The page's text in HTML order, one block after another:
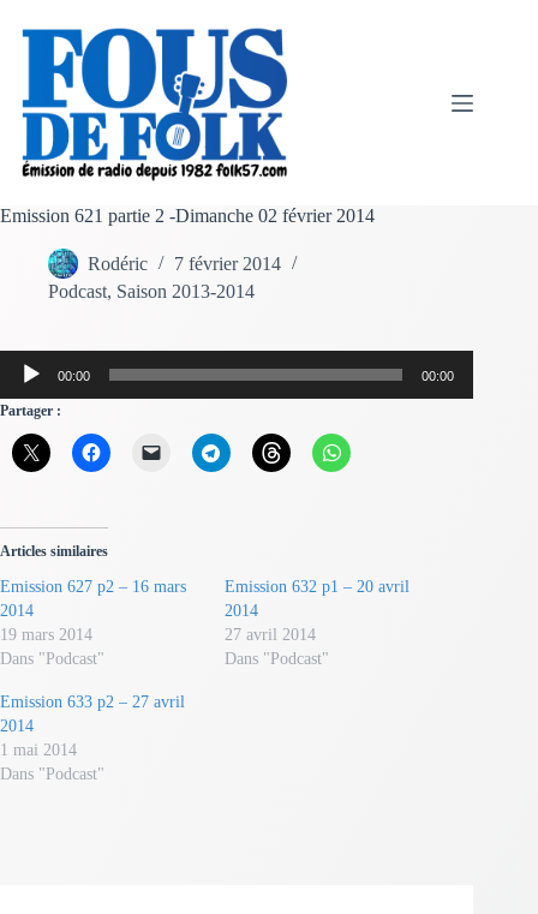
Emission 621 partie 2 -Dimanche 02 février 2014
Rodéric
7 février 2014
Podcast, Saison 2013-2014
Lecteur
audio
00:00 00:00
Partager :
Articles similaires
Emission 627 p2 – 16 mars
2014
19 mars 2014
Dans "Podcast"
Emission 632 p1 – 20 avril
2014
27 avril 2014
Dans "Podcast"
Emission 633 p2 – 27 avril
2014
1 mai 2014
Dans "Podcast"